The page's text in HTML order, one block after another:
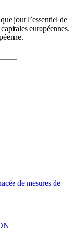
jour l’essentiel de
européennes.
de mesures de